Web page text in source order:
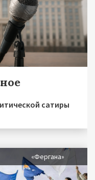
сатиры
«Фергана»